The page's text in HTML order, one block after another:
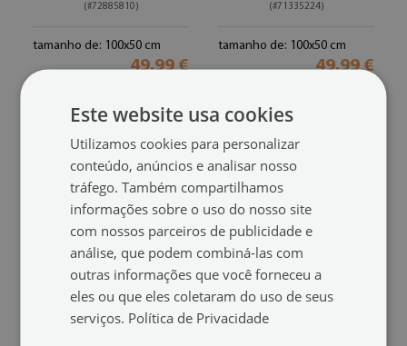
(#72885810)
tamanho de: 100x50 cm
49.99 €
(#71335224)
tamanho de: 100x50 cm
49.99 €
Quadro canvas
Paisagem de grama de areia
Este website usa cookies
Utilizamos cookies para personalizar
conteúdo, anúncios e analisar nosso
tráfego. Também compartilhamos
informações sobre o uso do nosso site
com nossos parceiros de publicidade e
análise, que podem combiná-las com
outras informações que você forneceu a
eles ou que eles coletaram do uso de seus
serviços. Política de Privacidade